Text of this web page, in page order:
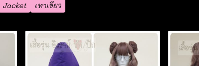
Jacket เทาเขียว